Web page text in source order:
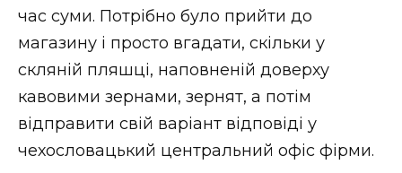
час суми. Потрібно було прийти до
магазину і просто вгадати, скільки у
скляній пляшці, наповненій доверху
кавовими зернами, зернят, а потім
відправити свій варіант відповіді у
чехословацький центральний офіс фірми.